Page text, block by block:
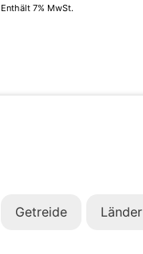
Enthält 7% MwSt.
Getreide Länder